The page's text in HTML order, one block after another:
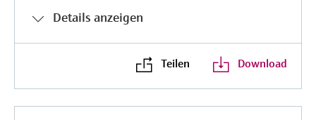
Details anzeigen
Teilen Download